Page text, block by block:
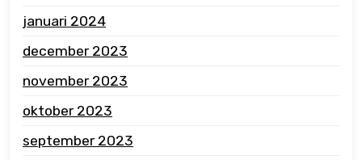
januari 2024
december 2023
november 2023
oktober 2023
september 2023